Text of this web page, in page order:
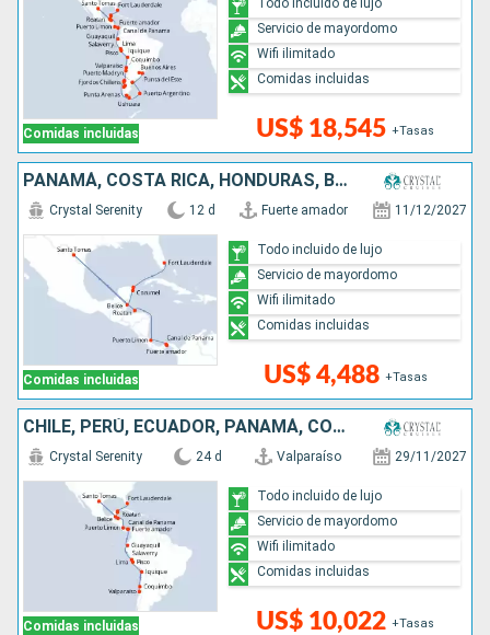
Comidas incluidas US$ 18,545 +Tasas
Servicio de mayordomo
Wifi ilimitado
Comidas incluidas
PANAMÁ, COSTA RICA, HONDURAS, BELICE, MÉXICO, ESTADOS UNIDOS
Comidas incluidas
Crystal Serenity 12 d Fuerte amador 11/12/2027
US$ 4,488 +Tasas
Todo incluido de lujo
Servicio de mayordomo
Wifi ilimitado
Comidas incluidas
CHILE, PERÚ, ECUADOR, PANAMÁ, COSTA RICA, HONDURAS, BELICE, MÉXICO, ESTADOS UNIDOS
Comidas incluidas
Crystal Serenity 24 d Valparaíso 29/11/2027
US$ 10,022 +Tasas
Todo incluido de lujo
Servicio de mayordomo
Wifi ilimitado
Comidas incluidas